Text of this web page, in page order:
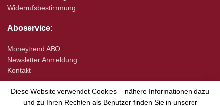
Widerrufsbestimmung
Aboservice:
Moneytrend ABO
Newsletter Anmeldung
Kontakt
Diese Website verwendet Cookies – nähere Informationen dazu
und zu Ihren Rechten als Benutzer finden Sie in unserer